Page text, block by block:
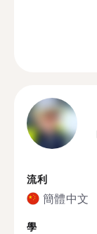
流利
簡體中文
學